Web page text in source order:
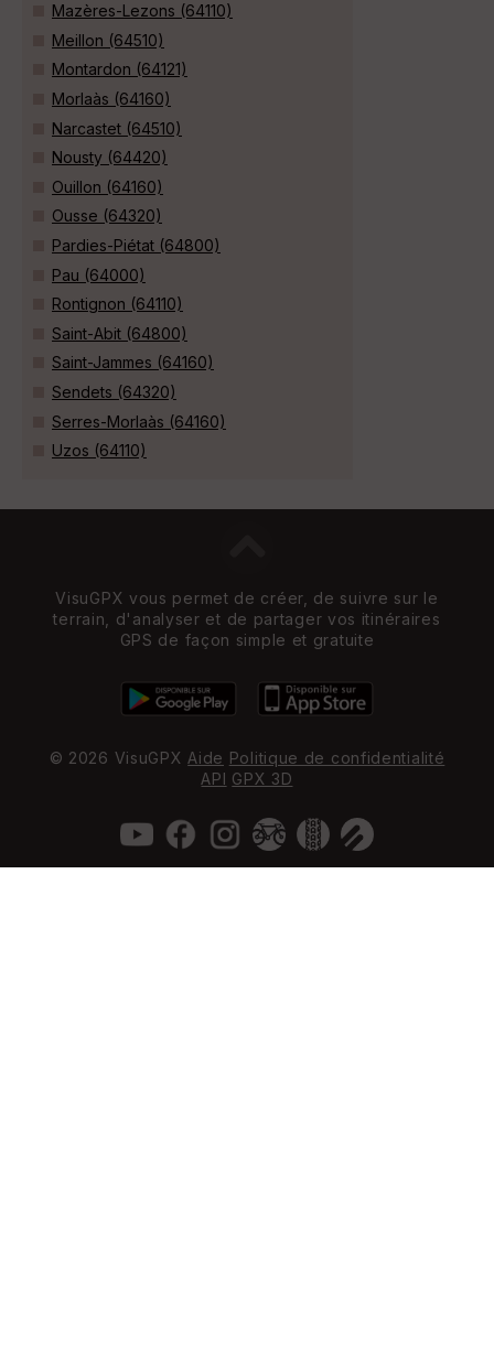
Mazères-Lezons (64110)
Meillon (64510)
Montardon (64121)
Morlaàs (64160)
Narcastet (64510)
Nousty (64420)
Ouillon (64160)
Ousse (64320)
Pardies-Piétat (64800)
Pau (64000)
Rontignon (64110)
Saint-Abit (64800)
Saint-Jammes (64160)
Sendets (64320)
Serres-Morlaàs (64160)
Uzos (64110)
VisuGPX vous permet de créer, de suivre sur le
terrain, d'analyser et de partager vos itinéraires
GPS de façon simple et gratuite
© 2026 VisuGPX Aide Politique de confidentialité
API GPX 3D